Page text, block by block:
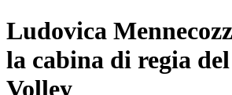
Ludovica
la cabina di regia
Volley